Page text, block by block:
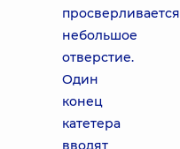
просверливается
небольшое
отверстие.
Один
конец
катетера
вводят